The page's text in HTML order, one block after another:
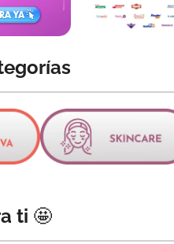
ti 🤩
10.pañales